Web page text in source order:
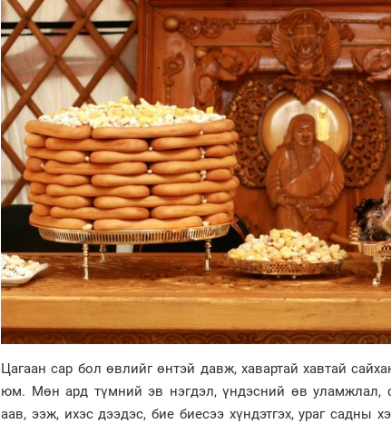
Цагаан сар бол өвлийг өнтэй давж, хавартай хавтай
юм. Мөн ард түмний эв нэгдэл, үндэсний өв уламжлал,
аав, ээж, ихэс дээдэс, бие биесээ хүндэтгэх, ураг садны